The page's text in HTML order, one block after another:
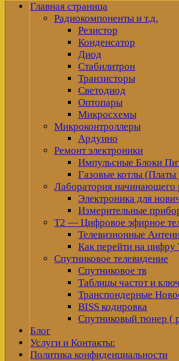
Главная страница
Радиокомпоненты и т.д.
Резистор
Конденсатор
Диод
Стабилитрон
Транзисторы
Светодиод
Оптопары
Микросхемы
Микроконтроллеры
Ардуино
Ремонт электроники
Импульсные Блоки
Газовые котлы (Платы
Лаборатория начинающего
Электроника для
Измерительные
Т2 — Цифровое эфирное
Телевизионные
Как перейти на цифру
Спутниковое телевидение
Спутниковое тв
Таблицы частот и
Транспондерные
BISS кодировка
Спутниковый тюнер (
Блог
Услуги и Контакты:
Политика конфиденциальности